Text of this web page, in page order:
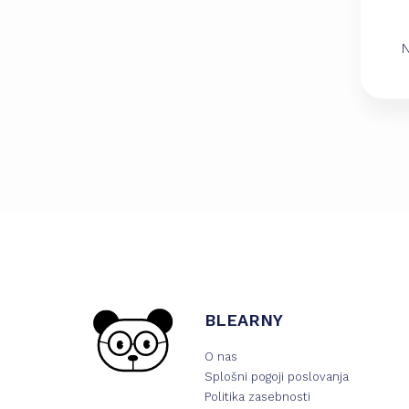
BLEARNY
O nas
Splošni pogoji poslovanja
Politika zasebnosti